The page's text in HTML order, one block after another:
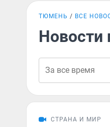
ТЮМЕНЬ ВСЕ
Новости
СТРАНА И МИР